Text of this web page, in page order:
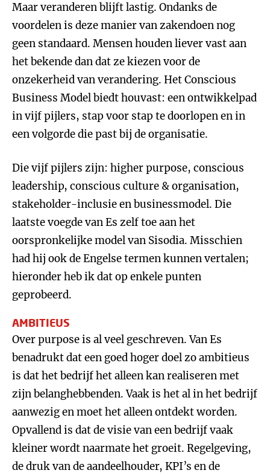
Maar veranderen blijft lastig. Ondanks de
voordelen is deze manier van zakendoen nog
geen standaard. Mensen houden liever vast aan
het bekende dan dat ze kiezen voor de
onzekerheid van verandering. Het Conscious
Business Model biedt houvast: een ontwikkelpad
in vijf pijlers, stap voor stap te doorlopen en in
een volgorde die past bij de organisatie.
Die vijf pijlers zijn: higher purpose, conscious
leadership, conscious culture & organisation,
stakeholder-inclusie en businessmodel. Die
laatste voegde van Es zelf toe aan het
oorspronkelijke model van Sisodia. Misschien
had hij ook de Engelse termen kunnen vertalen;
hieronder heb ik dat op enkele punten
geprobeerd.
AMBITIEUS
Over purpose is al veel geschreven. Van Es
benadrukt dat een goed hoger doel zo ambitieus
is dat het bedrijf het alleen kan realiseren met
zijn belanghebbenden. Vaak is het al in het bedrijf
aanwezig en moet het alleen ontdekt worden.
Opvallend is dat de visie van een bedrijf vaak
kleiner wordt naarmate het groeit. Regelgeving,
de druk van de aandeelhouder, KPI’s en de